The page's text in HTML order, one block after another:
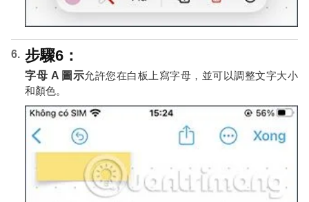
步驟6：
字母 A 圖示允許您在白板上寫字母，並可以調整文字大小
和顏色。